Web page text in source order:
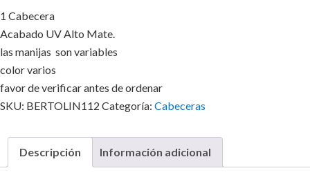
1 Cabecera
Acabado UV Alto Mate.
las manijas son variables
color varios
favor de verificar antes de ordenar
SKU: BERTOLIN112 Categoría: Cabeceras
Descripción Información adicional